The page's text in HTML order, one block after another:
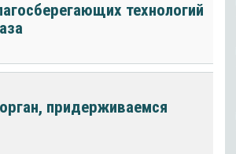
технологий
придерживаемся